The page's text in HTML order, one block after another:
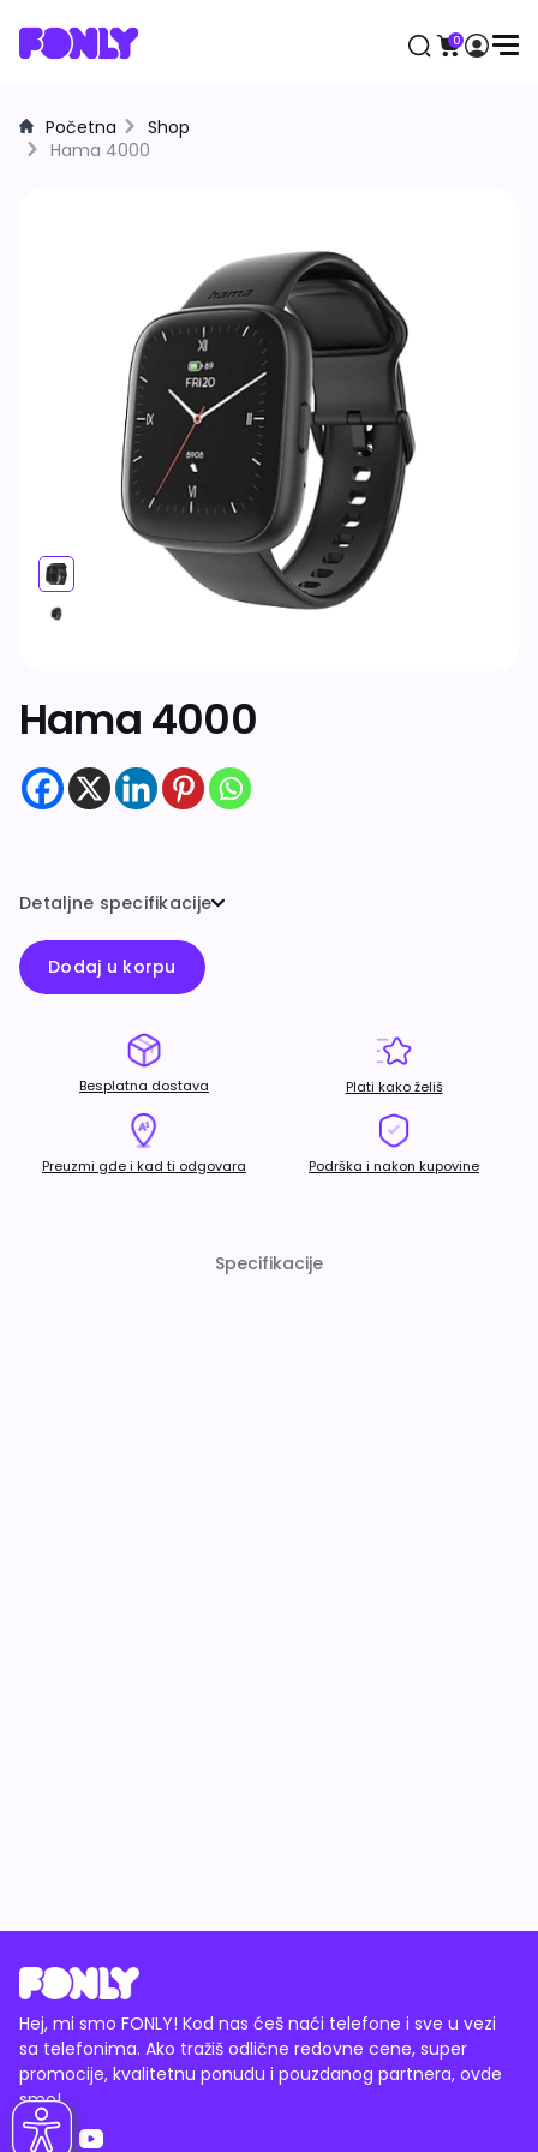
Aktuelno
Dodatna oprema
0
Početna
Shop
Hama 4000
Hama 4000
Detaljne specifikacije
Dodaj u korpu
Besplatna dostava Plati kako želiš
Preuzmi gde i kad ti odgovara Podrška i nakon kupovine
Specifikacije
Hej, mi smo FONLY! Kod nas ćeš naći telefone i sve u vezi
sa telefonima. Ako tražiš odlične redovne cene, super
promocije, kvalitetnu ponudu i pouzdanog partnera, ovde
smo!